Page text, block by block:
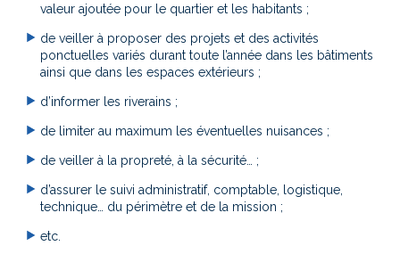
valeur ajoutée pour le quartier et les habitants ;
de veiller à proposer des projets et des activités
ponctuelles variés durant toute l’année dans les bâtiments
ainsi que dans les espaces extérieurs ;
d’informer les riverains ;
de limiter au maximum les éventuelles nuisances ;
de veiller à la propreté, à la sécurité… ;
d’assurer le suivi administratif, comptable, logistique,
technique… du périmètre et de la mission ;
etc.